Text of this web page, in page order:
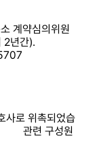
계약심의위원
터 2년간).
사로 위촉되었습
관련 구성원